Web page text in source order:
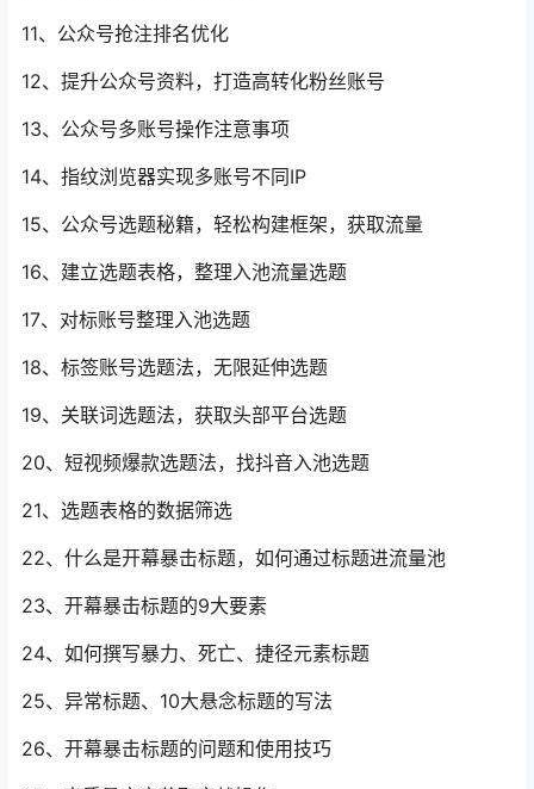
11、公众号抢注排名优化
12、提升公众号资料，打造高转化粉丝账号
13、公众号多账号操作注意事项
14、指纹浏览器实现多账号不同IP
15、公众号选题秘籍，轻松构建框架，获取流量
16、建立选题表格，整理入池流量选题
17、对标账号整理入池选题
18、标签账号选题法，无限延伸选题
19、关联词选题法，获取头部平台选题
20、短视频爆款选题法，找抖音入池选题
21、选题表格的数据筛选
22、什么是开幕暴击标题，如何通过标题进流量池
23、开幕暴击标题的9大要素
24、如何撰写暴力、死亡、捷径元素标题
25、异常标题、10大悬念标题的写法
26、开幕暴击标题的问题和使用技巧